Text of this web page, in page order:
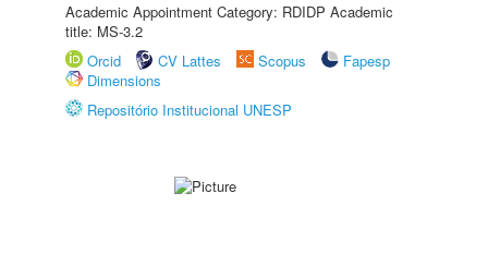
Academic Appointment Category: RDIDP Academic
title: MS-3.2
Orcid
CV Lattes Scopus
Fapesp
Dimensions
Repositório Institucional UNESP